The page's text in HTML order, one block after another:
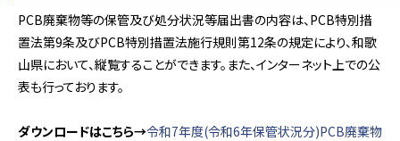
PCB廃棄物等の保管及び処分状況等届出書の内容は、PCB特別措
置法第9条及びPCB特別措置法施行規則第12条の規定により、和歌
山県において、縦覧することができます。また、インターネット上での公
表も行っております。
ダウンロードはこちら→令和7年度(令和6年保管状況分)PCB廃棄物